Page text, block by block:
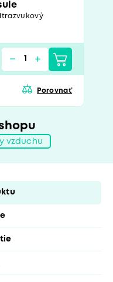
Porovnať
vzduchu